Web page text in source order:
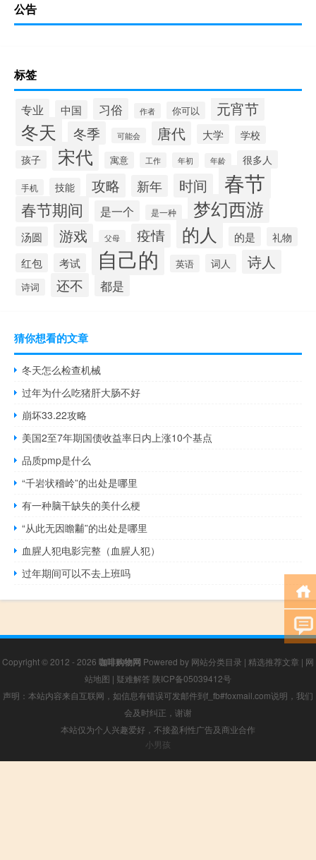
公告
标签
专业 中国 习俗 作者 你可以 元宵节
冬天 冬季 可能会 唐代 大学
学校
孩子
宋代 寓意 工作 年初 年龄 很多人
手机 技能 攻略 新年 时间 春节
春节期间 是一个 是一种 梦幻西游
汤圆 游戏 父母 疫情 的人 的是
礼物
红包
考试 自己的 英语 词人 诗人
诗词 还不 都是
猜你想看的文章
冬天怎么检查机械
过年为什么吃猪肝大肠不好
崩坏33.22攻略
美国2至7年期国债收益率日内上涨10个基点
品质pmp是什么
“千岩状稽岭”的出处是哪里
有一种脑干缺失的美什么梗
“从此无因瞻黼”的出处是哪里
血腥人犯电影完整（血腥人犯）
过年期间可以不去上班吗
Copyright © 2012 - 2026 咖啡购物网 Powered by 网站分类目录 | 精选推荐文章 | 网
站地图 | 疑难解答 陕ICP备05039412号
声明：本站内容来自互联网，如信息有错误可发邮件到f_fb#foxmail.com说明，我们
会及时纠正，谢谢
本站仅为个人兴趣爱好，不接盈利性广告及商业合作
小男孩